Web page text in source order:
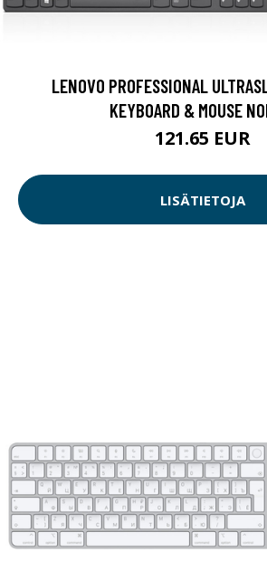
LENOVO PROFESSIONAL
KEYBOARD & MOUSE
121.65 EUR
LISÄTIETOJA